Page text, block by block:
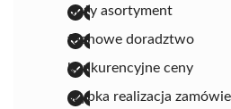
duży asortyment
fachowe doradztwo
konkurencyjne ceny
szybka realizacja